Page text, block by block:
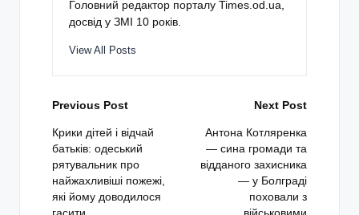
Головний редактор порталу Times.od.ua,
досвід у ЗМІ 10 років.
View All Posts
Post
navigation
Previous Post
Крики дітей і відчай
батьків: одеський
рятувальник про
найжахливіші пожежі,
які йому доводилося
Next Post
Антона Котляренка
— сина громади та
відданого захисника
— у Болграді
поховали з